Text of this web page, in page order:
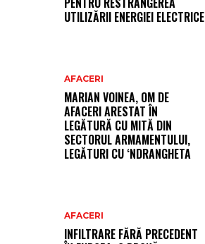
UTILIZĂRII ENERGIEI ELECTRICE
AFACERI
MARIAN VOINEA, OM DE
AFACERI ARESTAT ÎN
LEGĂTURĂ CU MITĂ DIN
SECTORUL ARMAMENTULUI,
LEGĂTURI CU ‘NDRANGHETA
AFACERI
INFILTRARE FĂRĂ PRECEDENT